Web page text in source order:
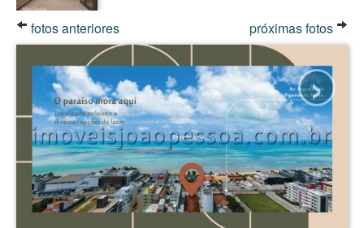
fotos anteriores próximas fotos
›